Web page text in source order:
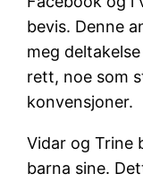
bevis. Denne
meg
rett, noe som
konvensjoner.
Vidar og Trine
barna sine.